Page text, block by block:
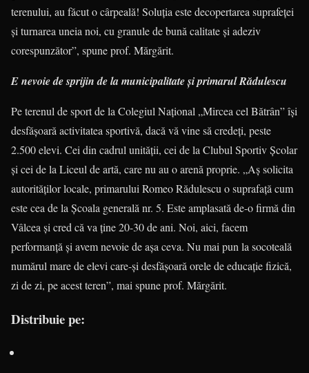
terenului, au făcut o cârpeală! Soluţia este decopertarea suprafeţei
şi turnarea uneia noi, cu granule de bună calitate şi adeziv
corespunzător”, spune prof. Mărgărit.
E nevoie de sprijin de la municipalitate şi primarul Rădulescu
Pe terenul de sport de la Colegiul Naţional „Mircea cel Bătrân” îşi
desfă­şoară activitatea sportivă, dacă vă vine să credeţi, peste
2.500 elevi. Cei din cadrul unităţii, cei de la Clubul Spor­tiv Şcolar
şi cei de la Liceul de artă, care nu au o arenă proprie. „Aş soli­cita
autorităţilor locale, primarului Romeo Rădulescu o suprafaţă cum
este cea de la Şcoala generală nr. 5. Este amplasată de-o firmă din
Vâlcea şi cred că va ţine 20-30 de ani. Noi, aici, facem
performanţă şi avem nevoie de aşa ceva. Nu mai pun la socoteală
numărul mare de elevi care-şi desfăşoară orele de educaţie fizică,
zi de zi, pe acest teren”, mai spune prof. Mărgărit.
Distribuie pe: